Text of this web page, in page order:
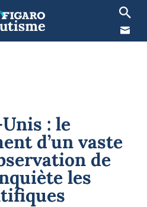
: le
d’un vaste
de
les